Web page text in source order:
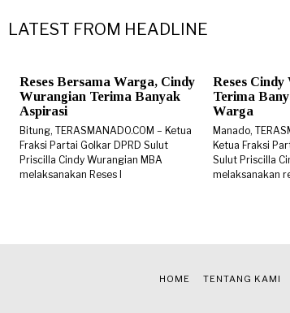
LATEST FROM HEADLINE
Reses Bersama Warga, Cindy
Wurangian Terima Banyak
Aspirasi
Bitung, TERASMANADO.COM – Ketua
Fraksi Partai Golkar DPRD Sulut
Priscilla Cindy Wurangian MBA
melaksanakan Reses I
Reses
Terima
Warga
Manado,
Ketua Fraksi
Sulut Priscilla
melaksanakan
HOME TENTANG KAMI